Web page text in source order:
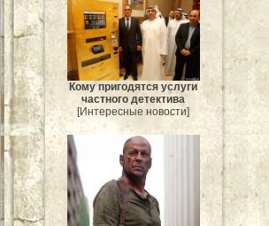
Кому пригодятся услуги
частного детектива
[Интересные новости]